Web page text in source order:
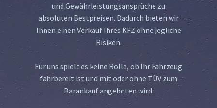
und Gewährleistungsansprüche zu
absoluten Bestpreisen. Dadurch bieten wir
Ihnen einen Verkauf Ihres KFZ ohne jegliche
Risiken.
Für uns spielt es keine Rolle, ob Ihr Fahrzeug
fahrbereit ist und mit oder ohne TÜV zum
Barankauf angeboten wird.